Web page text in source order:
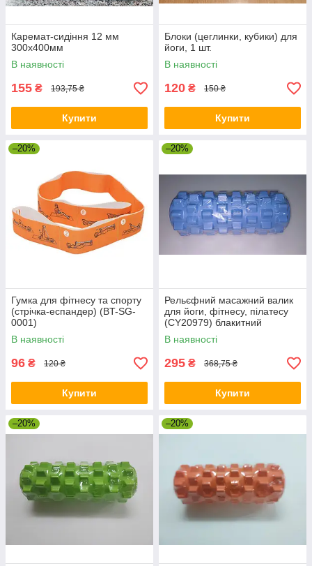
Каремат-сидіння 12 мм
300х400мм
В наявності
155 ₴ 193,75 ₴
Купити
Блоки (цеглинки, кубики) для
йоги, 1 шт.
В наявності
120 ₴ 150 ₴
Купити
–20%
Гумка для фітнесу та спорту
(стрічка-еспандер) (BT-SG-
0001)
В наявності
96 ₴ 120 ₴
Купити
–20%
Рельєфний масажний валик
для йоги, фітнесу, пілатесу
(CY20979) блакитний
В наявності
295 ₴ 368,75 ₴
Купити
–20% –20%